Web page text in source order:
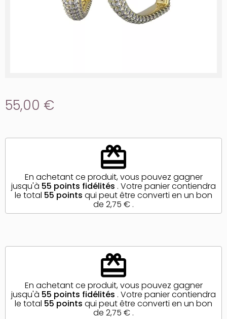
55,00 €
redeem
En achetant ce produit, vous pouvez gagner
jusqu'à 55 points fidélités . Votre panier contiendra
le total 55 points qui peut être converti en un bon
de 2,75 € .
redeem
En achetant ce produit, vous pouvez gagner
jusqu'à 55 points fidélités . Votre panier contiendra
le total 55 points qui peut être converti en un bon
de 2,75 € .